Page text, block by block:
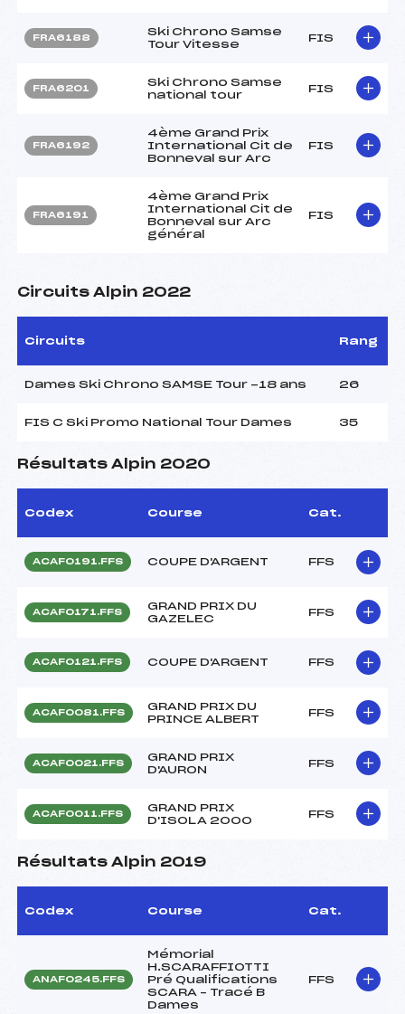
FRA6188
Ski Chrono Samse
Tour Vitesse
FIS
FRA6201
Ski Chrono Samse
national tour
FIS
FRA6192
4ème Grand Prix
International Cit de
Bonneval sur Arc
FIS
FRA6191
4ème Grand Prix
International Cit de
Bonneval sur Arc
général
FIS
Circuits Alpin 2022
Circuits Rang
Dames Ski Chrono SAMSE Tour -18 ans 26
FIS C Ski Promo National Tour Dames 35
Résultats Alpin 2020
Codex Course Cat.
ACAF0191.FFS COUPE D'ARGENT FFS
ACAF0171.FFS
GRAND PRIX DU
GAZELEC
FFS
ACAF0121.FFS COUPE D'ARGENT FFS
ACAF0081.FFS
GRAND PRIX DU
PRINCE ALBERT
FFS
ACAF0021.FFS
GRAND PRIX
D'AURON
FFS
ACAF0011.FFS
GRAND PRIX
D'ISOLA 2000
FFS
Résultats Alpin 2019
Codex Course Cat.
ANAF0245.FFS
Mémorial
H.SCARAFFIOTTI
Pré Qualifications
SCARA – Tracé B
Dames
FFS